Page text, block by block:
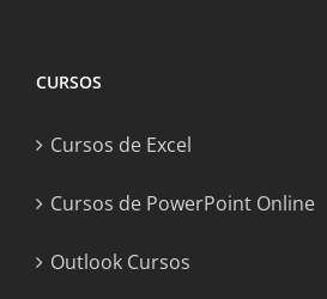
CURSOS
Cursos de Excel
Cursos de PowerPoint Online
Outlook Cursos